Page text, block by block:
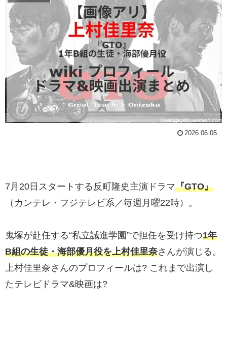
2026.06.05
7月20日スタートする反町隆史主演ドラマ『GTO』
（カンテレ・フジテレビ系／毎週月曜22時）。
鬼塚が赴任する“私立誠進学園”で担任を受け持つ1年
B組の生徒・海部優月役を上村佳里奈さんが演じる。
上村佳里奈さんのプロフィールは? これまで出演し
たテレビドラマ&映画は?